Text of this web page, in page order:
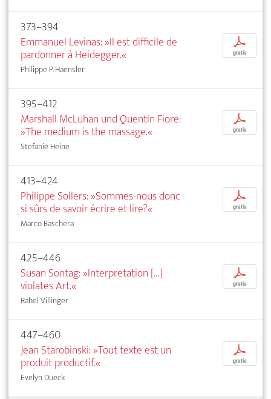
373–394
Emmanuel Levinas: »Il est difficile de
pardonner à Heidegger.«
Philippe P. Haensler
p
gratis
395–412
Marshall McLuhan und Quentin Fiore:
»The medium is the massage.«
Stefanie Heine
p
gratis
413–424
Philippe Sollers: »Sommes-nous donc
si sûrs de savoir écrire et lire?«
Marco Baschera
p
gratis
425–446
Susan Sontag: »Interpretation […]
violates Art.«
Rahel Villinger
p
gratis
447–460
Jean Starobinski: »Tout texte est un
produit productif.«
Evelyn Dueck
p
gratis